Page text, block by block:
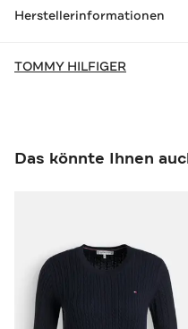
Herstellerinformationen
TOMMY HILFIGER
Das könnte Ihnen